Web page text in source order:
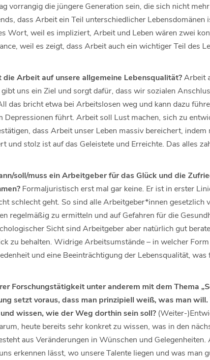
vorrangig die jüngere Generation sein, die sich nicht
dass Arbeit ein Teil unterschiedlicher
Wort, weil es impliziert, Arbeit und Leben wären zwei
weil es zeigt, dass Arbeit auch ein wichtiger Teil des
Arbeit auf unsere allgemeine Lebensqualität? Arbeit
uns ein Ziel und sorgt dafür, dass wir sozialen
das bricht etwa bei Arbeitslosen weg und kann dazu
Depressionen führt. Arbeit soll Lust machen, sich zu
dass Arbeit unser Leben massiv bereichert, indem
und stolz ist auf das Geleistete und Erreichte. Das alles
soll/muss ein Arbeitgeber für das Glück und die
Formaljuristisch erst mal gar keine. Er ist in erster
schlecht geht. So sind alle Arbeitgeber*innen gesetzlich
regelmäßig zu ermitteln und auf Gefahren für die
Sicht sind Arbeitgeber aber natürlich gut
zu behalten. Widrige Arbeitsumstände – in welcher
und eine Beeinträchtigung der Lebensqualität,
Forschungstätigkeit unter anderem mit dem Thema
setzt voraus, dass man prinzipiell weiß, was man will.
wissen, wie der Weg dorthin sein soll? (Weiter-
heute bereits sehr konkret zu wissen, was in den
aus Veränderungen in Wünschen und
erkennen lässt, wo unsere Talente liegen und was man